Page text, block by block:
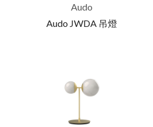
Audo
Audo JWDA 吊燈